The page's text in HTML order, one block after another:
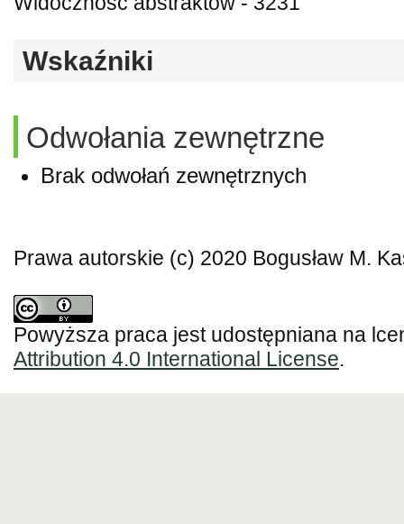
Wskaźniki
Odwołania zewnętrzne
Brak odwołań zewnętrznych
Prawa autorskie (c) 2020 Bogusław M.
Powyższa praca jest udostępniana na
Attribution 4.0 International License.